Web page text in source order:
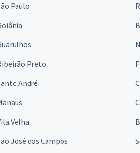
Paulo
Preto
André
Velha
José dos Campos